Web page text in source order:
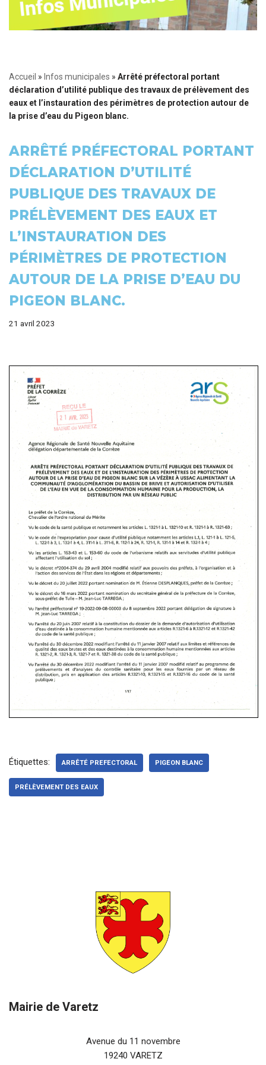
Accueil » Infos municipales » Arrêté préfectoral portant
déclaration d’utilité publique des travaux de prélèvement des
eaux et l’instauration des périmètres de protection autour de
la prise d’eau du Pigeon blanc.
ARRÊTÉ PRÉFECTORAL PORTANT
DÉCLARATION D’UTILITÉ
PUBLIQUE DES TRAVAUX DE
PRÉLÈVEMENT DES EAUX ET
L’INSTAURATION DES
PÉRIMÈTRES DE PROTECTION
AUTOUR DE LA PRISE D’EAU DU
PIGEON BLANC.
21 avril 2023
Étiquettes: ARRÊTÉ PREFECTORAL PIGEON BLANC
PRÉLÈVEMENT DES EAUX
Mairie de Varetz
Avenue du 11 novembre
19240 VARETZ